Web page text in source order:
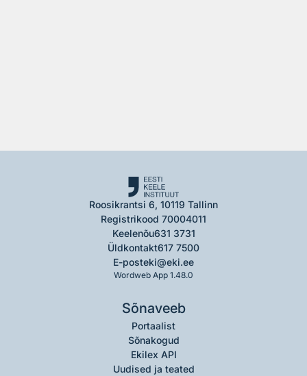
Roosikrantsi 6, 10119 Tallinn
Registrikood 70004011
Keelenõu631 3731
Üldkontakt617 7500
E-posteki@eki.ee
Wordweb App 1.48.0
Sõnaveeb
Portaalist
Sõnakogud
Ekilex API
Uudised ja teated